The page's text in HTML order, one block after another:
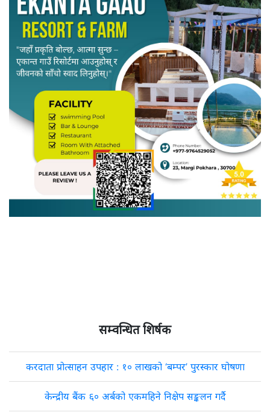
सम्वन्धित शिर्षक
करदाता प्रोत्साहन उपहार : १० लाखको ‘बम्पर’ पुरस्कार घोषणा
केन्द्रीय बैंक ६० अर्बको एकमहिने निक्षेप सङ्कलन गर्दै